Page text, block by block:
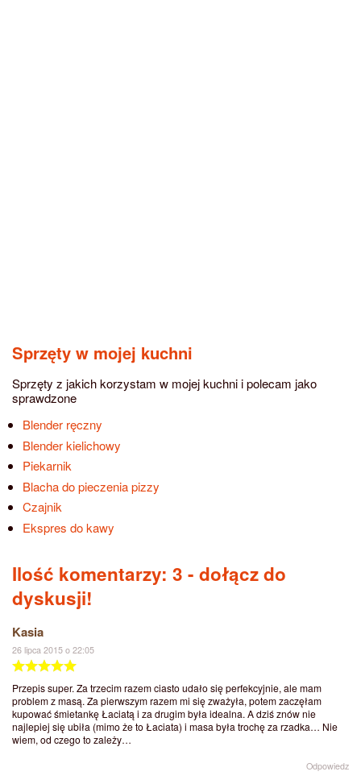
Sprzęty w mojej kuchni
Sprzęty z jakich korzystam w mojej kuchni i polecam jako
sprawdzone
Blender ręczny
Blender kielichowy
Piekarnik
Blacha do pieczenia pizzy
Czajnik
Ekspres do kawy
Ilość komentarzy: 3 - dołącz do
dyskusji!
Kasia
26 lipca 2015 o 22:05
Przepis super. Za trzecim razem ciasto udało się perfekcyjnie, ale mam
problem z masą. Za pierwszym razem mi się zważyła, potem zaczęłam
kupować śmietankę Łaciatą i za drugim była idealna. A dziś znów nie
najlepiej się ubiła (mimo że to Łaciata) i masa była trochę za rzadka… Nie
wiem, od czego to zależy…
Odpowiedz